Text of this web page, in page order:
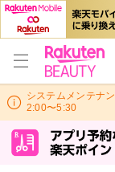
システムメンテナ
2:00〜5:30